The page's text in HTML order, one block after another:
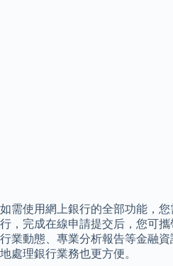
如需使用網上銀行的全部功能，
行，完成在線申請提交后，您可
行業動態、專業分析報告等金融
地處理銀行業務也更方便。